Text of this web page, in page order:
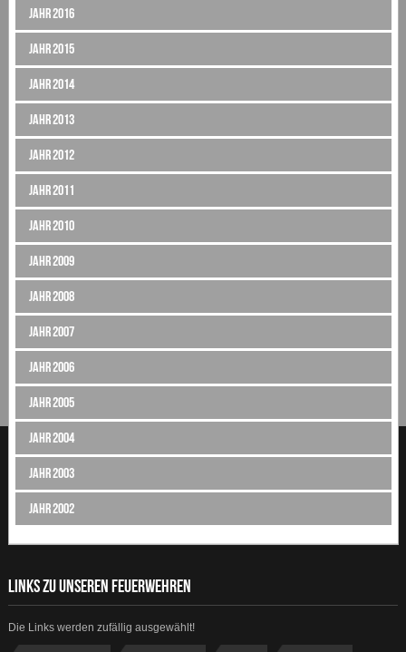
Jahr 2016
Jahr 2015
Jahr 2014
Jahr 2013
Jahr 2012
Jahr 2011
Jahr 2010
Jahr 2009
Jahr 2008
Jahr 2007
Jahr 2006
Jahr 2005
Jahr 2004
Jahr 2003
Jahr 2002
LINKS ZU UNSEREN FEUERWEHREN
Die Links werden zufällig ausgewählt!